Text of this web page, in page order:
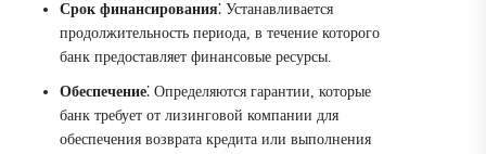
Срок финансирования⁚ Устанавливается
продолжительность периода, в течение которого
банк предоставляет финансовые ресурсы.
Обеспечение⁚ Определяются гарантии, которые
банк требует от лизинговой компании для
обеспечения возврата кредита или выполнения